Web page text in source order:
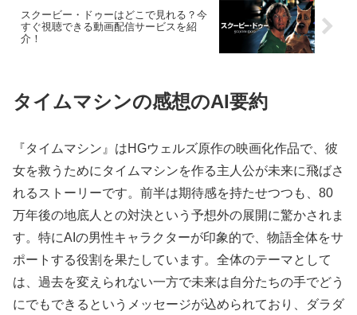
スクービー・ドゥーはどこで見れる？今
すぐ視聴できる動画配信サービスを紹
介！
タイムマシンの感想のAI要約
『タイムマシン』はHGウェルズ原作の映画化作品で、彼
女を救うためにタイムマシンを作る主人公が未来に飛ばさ
れるストーリーです。前半は期待感を持たせつつも、80
万年後の地底人との対決という予想外の展開に驚かされま
す。特にAIの男性キャラクターが印象的で、物語全体をサ
ポートする役割を果たしています。全体のテーマとして
は、過去を変えられない一方で未来は自分たちの手でどう
にでもできるというメッセージが込められており、ダラダ